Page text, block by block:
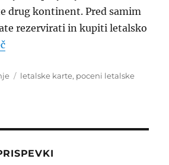
drug kontinent. Pred samim
rezervirati in kupiti letalsko
“Letalske karte – Poiščite poceni
Oznake
letalske karte, poceni letalske